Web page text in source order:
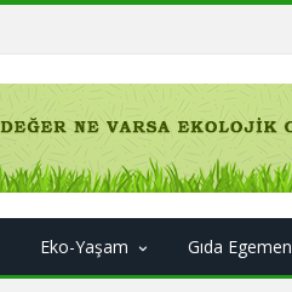
Eko-Yaşam Gıda